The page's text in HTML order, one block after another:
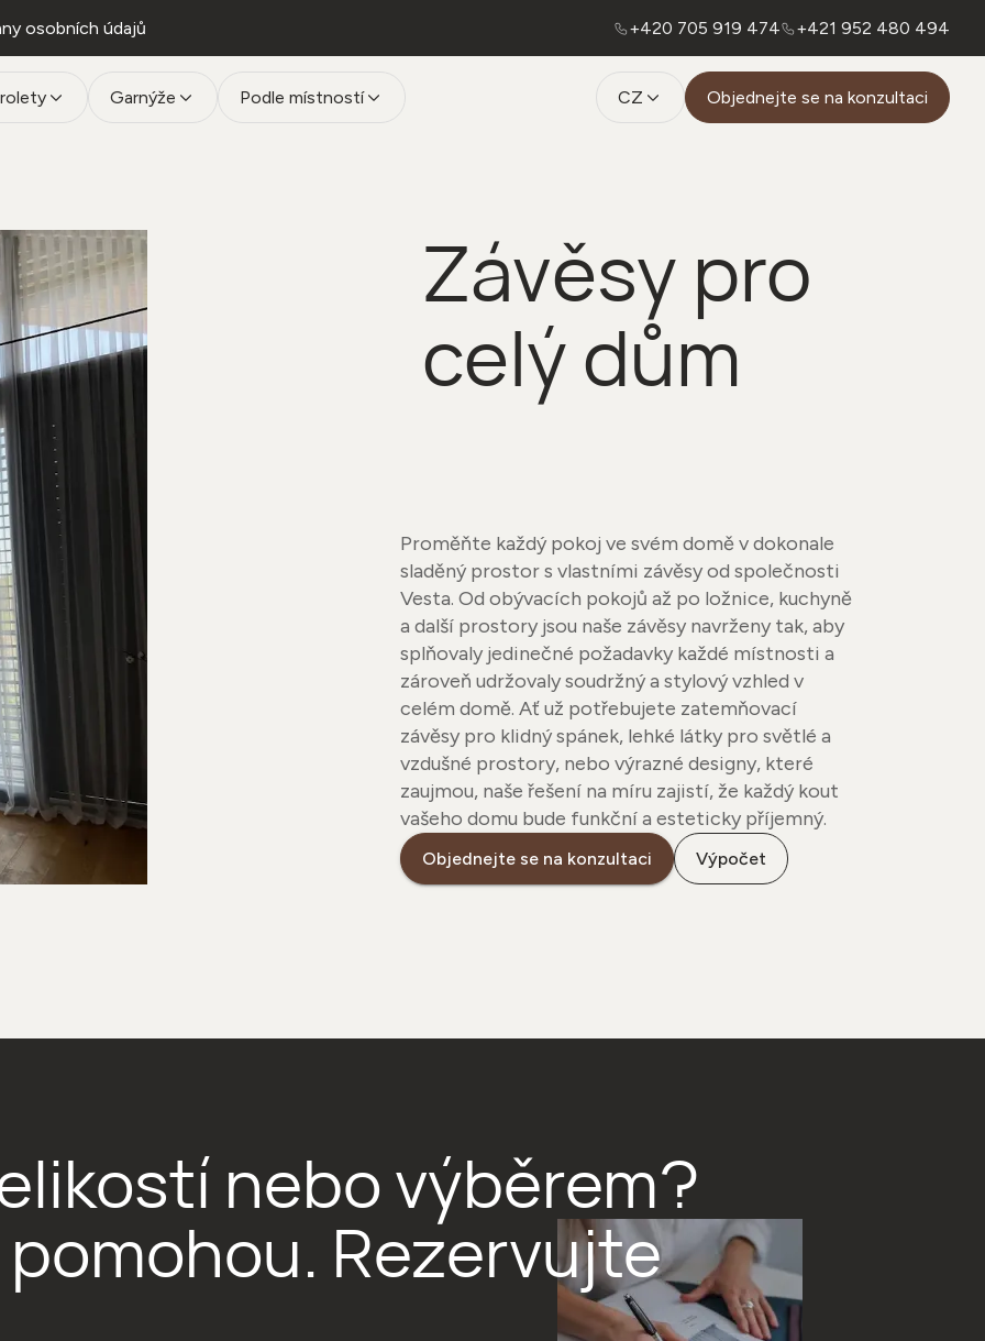
osobních údajů +420 705 919 474 +421 952 480 494
Garnýže Podle místností CZ Objednejte se na konzultaci
Závěsy pro
celý dům
Proměňte každý pokoj ve svém domě v dokonale
sladěný prostor s vlastními závěsy od společnosti
Vesta. Od obývacích pokojů až po ložnice, kuchyně
a další prostory jsou naše závěsy navrženy tak, aby
splňovaly jedinečné požadavky každé místnosti a
zároveň udržovaly soudržný a stylový vzhled v
celém domě. Ať už potřebujete zatemňovací
závěsy pro klidný spánek, lehké látky pro světlé a
vzdušné prostory, nebo výrazné designy, které
zaujmou, naše řešení na míru zajistí, že každý kout
vašeho domu bude funkční a esteticky příjemný.
Objednejte se na konzultaci Výpočet
nebo výběrem?
Rezervujte